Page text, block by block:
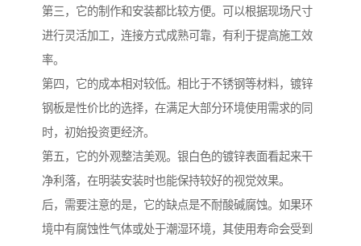
第三，它的制作和安装都比较方便。可以根据现场尺寸
进行灵活加工，连接方式成熟可靠，有利于提高施工效
率。
第四，它的成本相对较低。相比于不锈钢等材料，镀锌
钢板是性价比的选择，在满足大部分环境使用需求的同
时，初始投资更经济。
第五，它的外观整洁美观。银白色的镀锌表面看起来干
净利落，在明装安装时也能保持较好的视觉效果。
后，需要注意的是，它的缺点是不耐酸碱腐蚀。如果环
境中有腐蚀性气体或处于潮湿环境，其使用寿命会受到